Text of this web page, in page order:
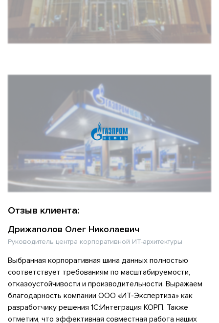
Отзыв клиента:
Дрижаполов Олег Николаевич
Руководитель центра корпоративной ИТ-архитектуры
Выбранная корпоративная шина данных полностью
соответствует требованиям по масштабируемости,
отказоустойчивости и производительности. Выражаем
благодарность компании ООО «ИТ-Экспертиза» как
разработчику решения 1С:Интеграция КОРП. Также
отметим, что эффективная совместная работа наших